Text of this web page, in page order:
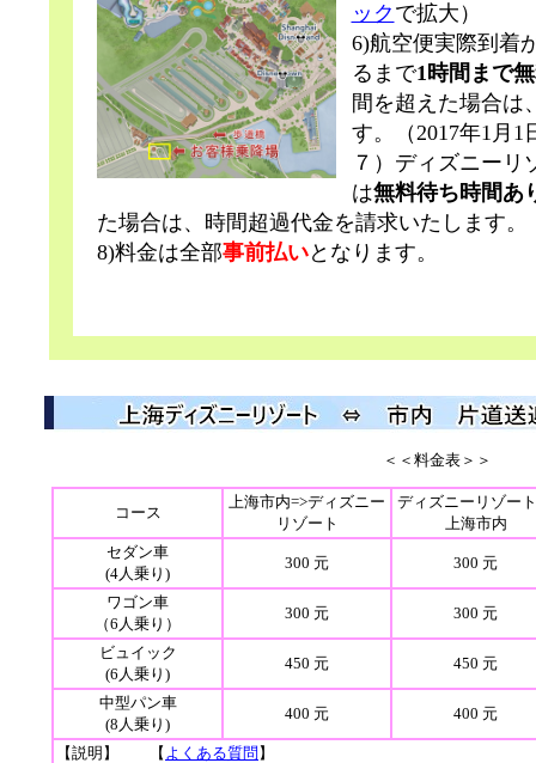
ック で拡大）
6)航空便実際到着
るまで1時間まで
間を超えた場合は
す。（2017年1月1
７）ディズニーリ
は無料待ち時間あ
た場合は、時間超過代金を請求いたします。
8)料金は全部事前払いとなります。
＜＜料金表＞＞
コース
上海市内=>ディズニー
リゾート
ディズニーリゾー
上海市内
セダン車
(4人乗り)
300 元 300 元
ワゴン車
（6人乗り）
300 元 300 元
ビュイック
(6人乗り)
450 元 450 元
中型パン車
(8人乗り)
400 元 400 元
【説明】 【 よくある質問 】